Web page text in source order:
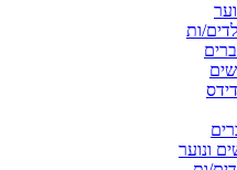
ות
ונוער